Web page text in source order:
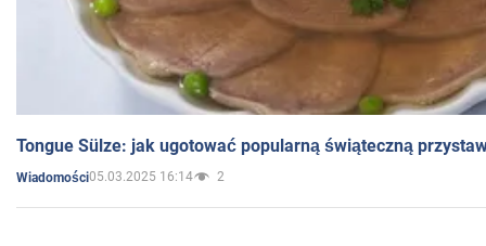
Tongue Sülze: jak ugotować popularną świąteczną
Wiadomości05.03.2025 16:14 2